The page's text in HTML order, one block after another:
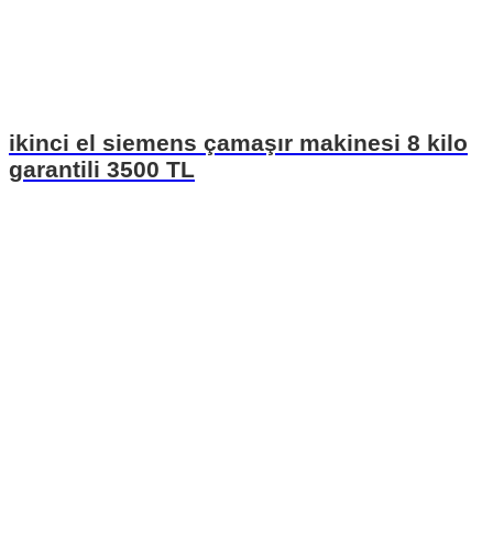
ikinci el siemens çamaşır makinesi 8 kilo
garantili 3500 TL